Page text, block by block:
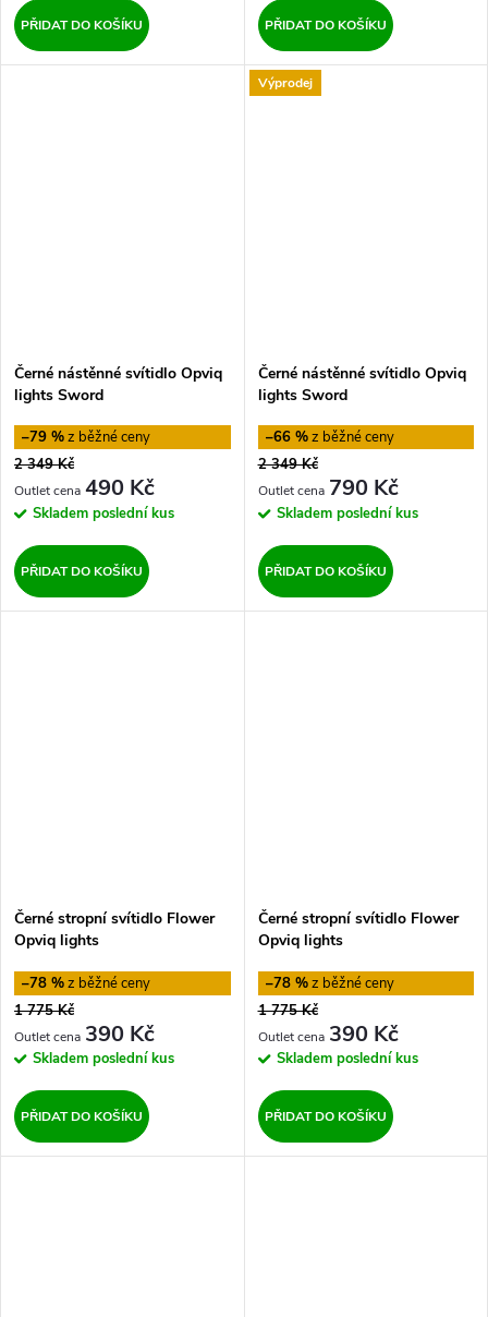
PŘIDAT DO KOŠÍKU PŘIDAT DO KOŠÍKU
Černé nástěnné svítidlo Opviq
lights Sword
–79 %
2 349 Kč
490 Kč
Skladem poslední kus
PŘIDAT DO KOŠÍKU
Výprodej
Černé nástěnné svítidlo Opviq
lights Sword
–66 %
2 349 Kč
790 Kč
Skladem poslední kus
PŘIDAT DO KOŠÍKU
Černé stropní svítidlo Flower
Opviq lights
–78 %
1 775 Kč
390 Kč
Skladem poslední kus
PŘIDAT DO KOŠÍKU
Černé stropní svítidlo Flower
Opviq lights
–78 %
1 775 Kč
390 Kč
Skladem poslední kus
PŘIDAT DO KOŠÍKU